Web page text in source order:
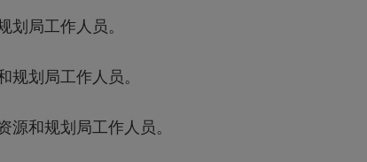
局工作人员。
划局工作人员。
和规划局工作人员。